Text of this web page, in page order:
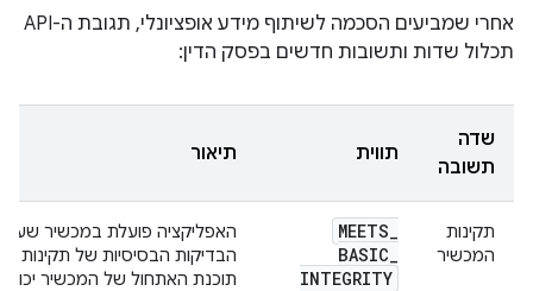
אחרי שמביעים הסכמה לשיתוף מידע אופציונלי, תגובת ה-API
תכלול שדות ותשובות חדשים בפסק הדין:
שדה
תשובה
תווית תיאור
תקינות
המכשיר
MEETS_
BASIC_
INTEGRITY
האפליקציה פועלת במכשיר
הבדיקות הבסיסיות של תקינות
תוכנת האתחול של המכשיר יכולה